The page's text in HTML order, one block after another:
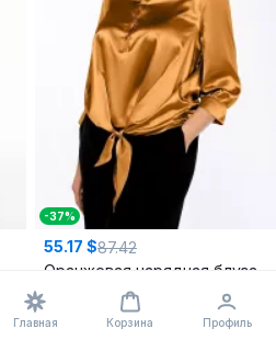
-37%
55.17 $87.42
Ольга Стиль
С-878 янтарный
52
Главная Корзина Профиль